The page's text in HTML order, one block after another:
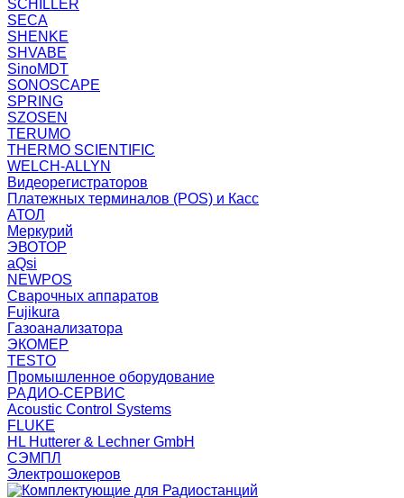
SCHILLER
SECA
SHENKE
SHVABE
SinoMDT
SONOSCAPE
SPRING
SZOSEN
TERUMO
THERMO SCIENTIFIC
WELCH-ALLYN
Видеорегистраторов
Платежных терминалов (POS) и Касс
АТОЛ
Меркурий
ЭВОТОР
aQsi
NEWPOS
Сварочных аппаратов
Fujikura
Газоанализатора
ЭКОМЕР
TESTO
Промышленное оборудование
РАДИО-СЕРВИС
Acoustic Control Systems
FLUKE
HL Hutterer & Lechner GmbH
СЭМПЛ
Электрошокеров